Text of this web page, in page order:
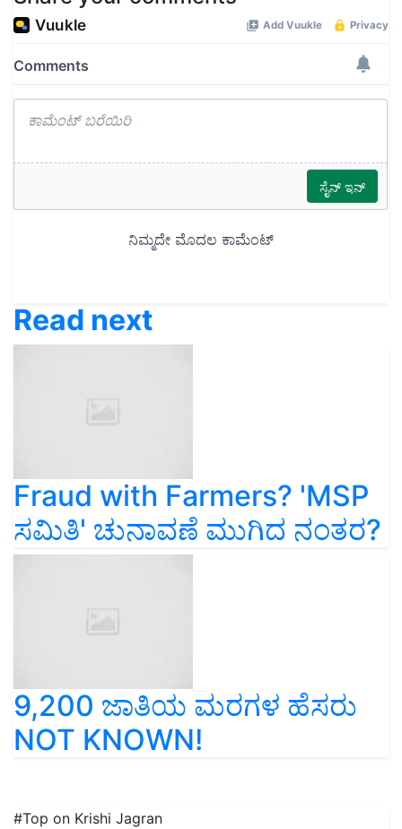
Read next
Fraud with Farmers? 'MSP
ಸಮಿತಿ' ಚುನಾವಣೆ ಮುಗಿದ ನಂತರ?
9,200 ಜಾತಿಯ ಮರಗಳ ಹೆಸರು
NOT KNOWN!
#Top on Krishi Jagran